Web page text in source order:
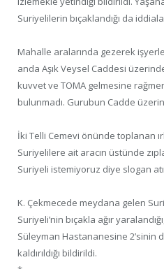
Suriyelilerin bıçaklandığı da
Mahalle aralarında gezerek
anda Aşık Veysel Caddesi
kuvvet ve TOMA gelmesine
bulunmadı. Gurubun Cadde
İki Telli Cemevi önünde toplanan
Suriyelilere ait aracın üstünde
Suriyeli istemiyoruz diye slogan
K. Çekmecede meydana gelen
Suriyeli’nin bıçakla ağır
Süleyman Hastananesine 2’sinin
kaldırıldığı bildirildi.